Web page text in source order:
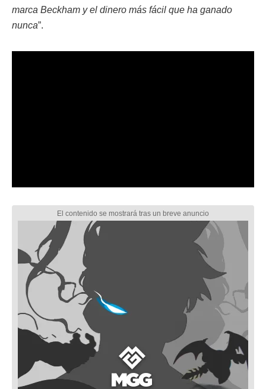
marca Beckham y el dinero más fácil que ha ganado
nunca”.